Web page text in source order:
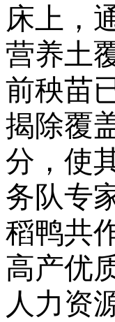
床上，
营养土
前秧苗
揭除覆
分，使
务队专
稻鸭共
高产优
人力资